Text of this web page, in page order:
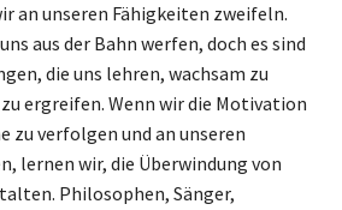
an unseren Fähigkeiten zweifeln.
aus der Bahn werfen, doch es sind
die uns lehren, wachsam zu
ergreifen. Wenn wir die Motivation
zu verfolgen und an unseren
lernen wir, die Überwindung von
Philosophen, Sänger,